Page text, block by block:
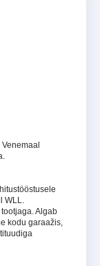
WLL.
Algab
kodu garaažis,